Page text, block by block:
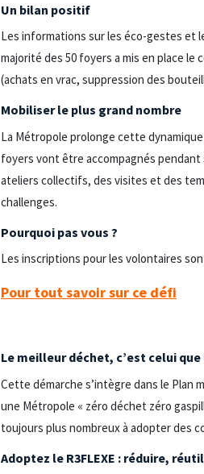
Un bilan positif
Les informations sur les éco-gestes et
majorité des 50 foyers a mis en place
(achats en vrac, suppression des
Mobiliser le plus grand nombre
La Métropole prolonge cette
foyers vont être accompagnés pendant
ateliers collectifs, des visites et des
challenges.
Pourquoi pas vous ?
Les inscriptions pour les volontaires
Pour tout savoir sur ce défi
Le meilleur déchet, c’est celui
Cette démarche s’intègre dans le Plan
une Métropole « zéro déchet zéro
toujours plus nombreux à adopter des
Adoptez le R3FLEXE : réduire,